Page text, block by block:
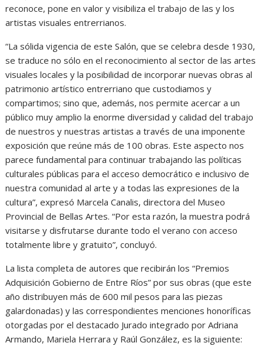
reconoce, pone en valor y visibiliza el trabajo de las y los
artistas visuales entrerrianos.
“La sólida vigencia de este Salón, que se celebra desde 1930,
se traduce no sólo en el reconocimiento al sector de las artes
visuales locales y la posibilidad de incorporar nuevas obras al
patrimonio artístico entrerriano que custodiamos y
compartimos; sino que, además, nos permite acercar a un
público muy amplio la enorme diversidad y calidad del trabajo
de nuestros y nuestras artistas a través de una imponente
exposición que reúne más de 100 obras. Este aspecto nos
parece fundamental para continuar trabajando las políticas
culturales públicas para el acceso democrático e inclusivo de
nuestra comunidad al arte y a todas las expresiones de la
cultura”, expresó Marcela Canalis, directora del Museo
Provincial de Bellas Artes. “Por esta razón, la muestra podrá
visitarse y disfrutarse durante todo el verano con acceso
totalmente libre y gratuito”, concluyó.
La lista completa de autores que recibirán los “Premios
Adquisición Gobierno de Entre Ríos” por sus obras (que este
año distribuyen más de 600 mil pesos para las piezas
galardonadas) y las correspondientes menciones honoríficas
otorgadas por el destacado Jurado integrado por Adriana
Armando, Mariela Herrara y Raúl González, es la siguiente: